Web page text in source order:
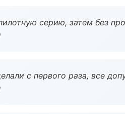
серию, затем без
с первого раза, все